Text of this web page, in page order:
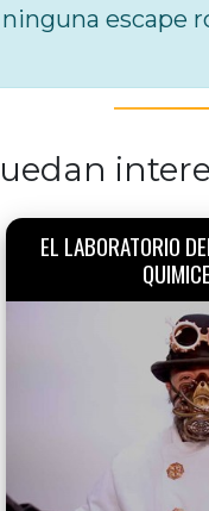
escape
EL LABORATORIO